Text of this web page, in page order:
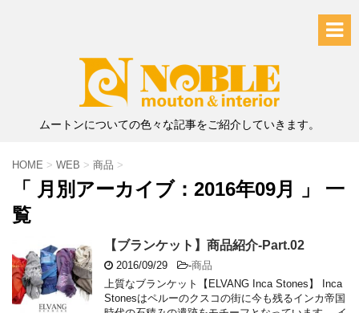
ムートンについての色々な記事をご紹介していきます。
HOME > WEB > 商品 >
「 月別アーカイブ：2016年09月 」 一
覧
【ブランケット】商品紹介-Part.02
2016/09/29 -商品
上質なブランケット【ELVANG Inca Stones】 Inca
Stonesはペルーのクスコの街に今も残るインカ帝国